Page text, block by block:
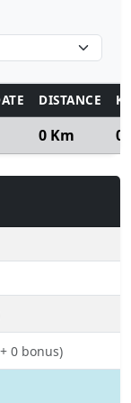
DISTANCE
0 Km 0
0 bonus)